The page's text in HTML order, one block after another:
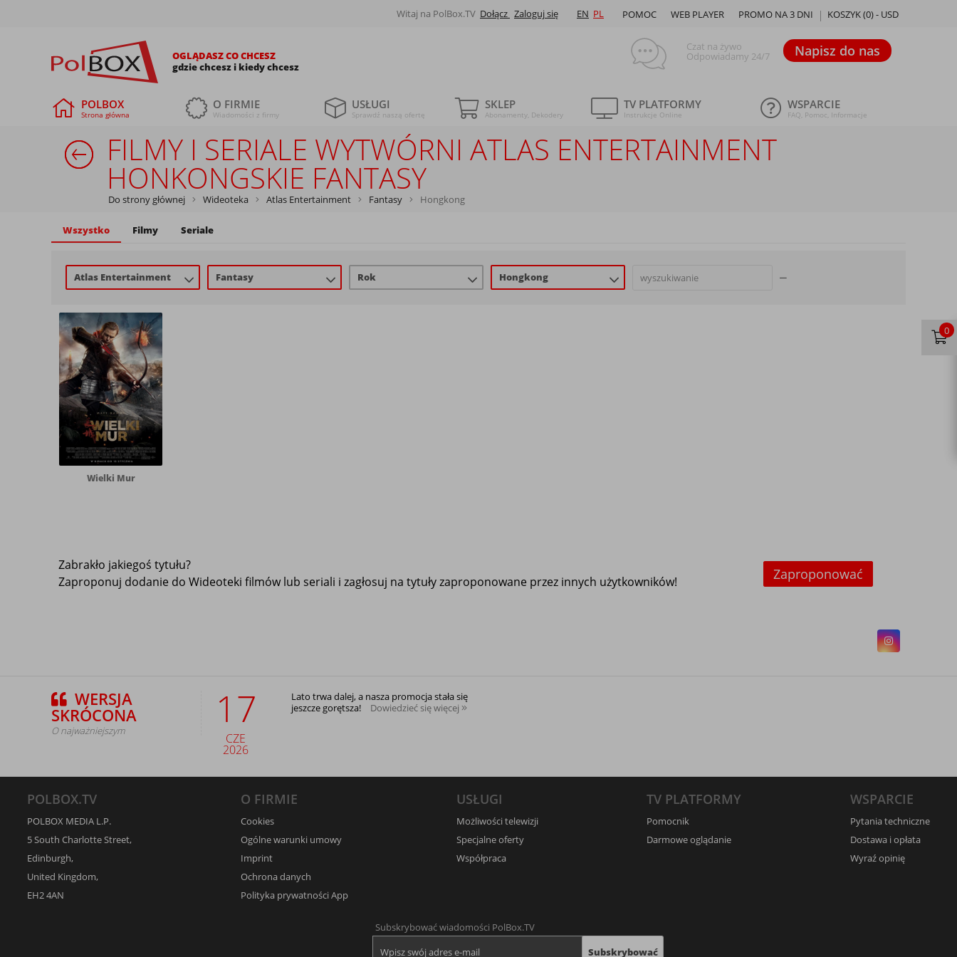
Witaj na PolBox.TV Dołącz Zaloguj się EN PL KOSZYK (0) - USD
PROMO NA 3 DNI
WEB PLAYER
POMOC
OGLĄDASZ CO CHCESZ
gdzie chcesz i kiedy chcesz
Czat na żywo
Odpowiadamy 24/7 Napisz do nas
POLBOX
Strona główna
O FIRMIE
Wiadomości z firmy
USŁUGI
Sprawdź naszą ofertę
SKLEP
Abonamenty, Dekodery
TV PLATFORMY
Instrukcje Online
WSPARCIE
FAQ, Pomoc, Informacje
FILMY I SERIALE WYTWÓRNI ATLAS ENTERTAINMENT
HONKONGSKIE FANTASY
Do strony głównej Wideoteka Atlas Entertainment Fantasy Hongkong
Wszystko Filmy Seriale
Atlas Entertainment Fantasy Rok Hongkong
Wielki Mur
Zabrakło jakiegoś tytułu?
Zaproponuj dodanie do Wideoteki filmów lub seriali i zagłosuj na tytuły zaproponowane przez innych użytkowników!
Zaproponować
WERSJA
SKRÓCONA
O najważniejszym 17
CZE
2026
Lato trwa dalej, a nasza promocja stała się
jeszcze gorętsza!
Dowiedzieć się więcej
0
POLBOX.TV
POLBOX MEDIA L.P.
5 South Charlotte Street,
Edinburgh,
United Kingdom,
EH2 4AN
O FIRMIE
Cookies
Ogólne warunki umowy
Imprint
Ochrona danych
Polityka prywatności App
USŁUGI
Możliwości telewizji
Specjalne oferty
Współpraca
TV PLATFORMY
Pomocnik
Darmowe oglądanie
WSPARCIE
Pytania techniczne
Dostawa i opłata
Wyraź opinię
Subskrybować wiadomości PolBox.TV
Subskrybować